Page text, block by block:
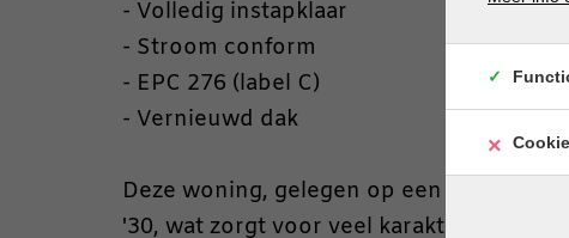
- Volledig instapklaar
- Stroom conform
- EPC 276 (label C)
- Vernieuwd dak
Deze woning, gelegen op een perceel
'30, wat zorgt voor veel karakter in het